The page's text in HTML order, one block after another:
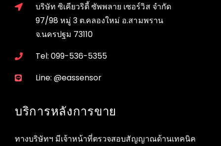
บริษัท ซิเคียวริตี้ ซัพพลาย เซอร์วิส จำกัด
97/98 หมู่ 3 ต.คลองใหม่ อ.สามพราน
จ.นครปฐม 73110
Tel: 099-536-5355
Line: @eassensor
บริการหลังการขาย
ทางบริษัทฯ มีเจ้าหน้าที่ตรวจสอบสัญญาณด้านเทคนิค